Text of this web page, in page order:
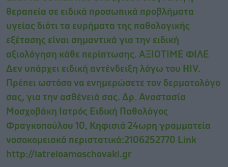
θεραπεία σε ειδικά προσωπικά προβλήματα
υγείας διότι τα ευρήματα της παθολογικής
εξέτασης είναι σημαντικά για την ειδική
αξιολόγηση κάθε περίπτωσης. ΑΞΙΟΤΙΜΕ ΦΙΛΕ
Δεν υπάρχει ειδική αντένδειξη λόγω του HIV.
Πρέπει ωστόσο να ενημερώσετε τον δερματολόγο
σας, για την ασθένειά σας. Δρ. Αναστασία
Μοσχοβάκη Ιατρός Ειδική Παθολόγος
Φραγκοπούλου 10, Κηφισιά 24ωρη γραμματεία
νοσοκομειακά περιστατικά:2106252770 Link
http://iatreioamoschovaki.gr